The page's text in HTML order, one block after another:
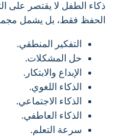
ذكاء الطفل لا يقتصر على
الحفظ فقط، بل يشمل
التفكير المنطقي.
حل المشكلات.
الإبداع والابتكار.
الذكاء اللغوي.
الذكاء الاجتماعي.
الذكاء العاطفي.
سرعة التعلم.